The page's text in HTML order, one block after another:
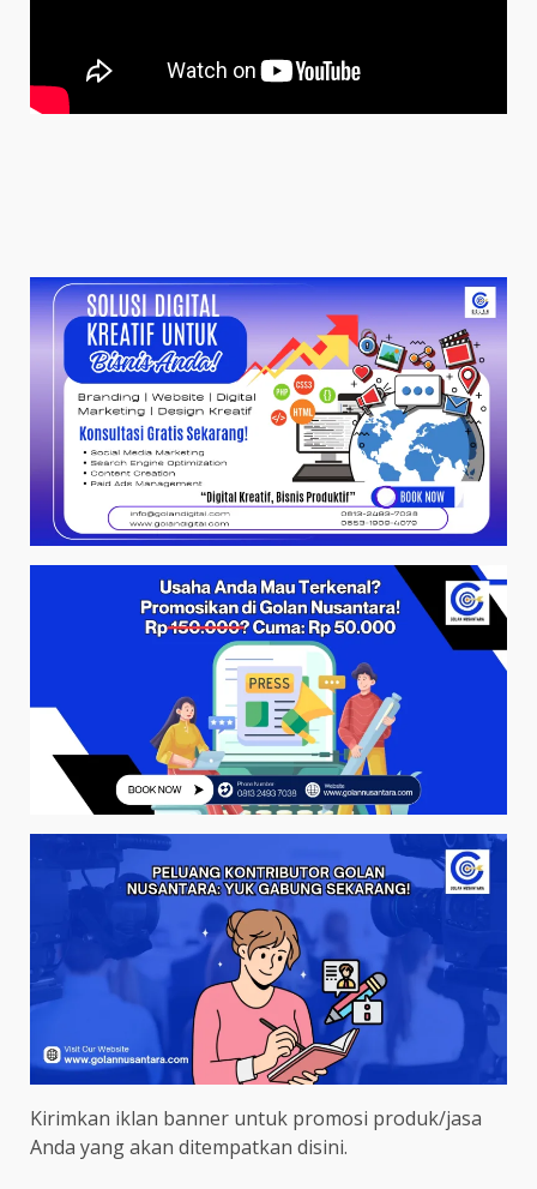
Kirimkan iklan banner untuk promosi produk/jasa
Anda yang akan ditempatkan disini.